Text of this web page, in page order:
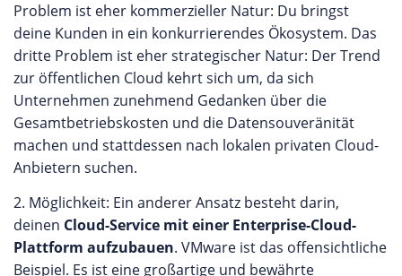
Problem ist eher kommerzieller Natur: Du bringst
deine Kunden in ein konkurrierendes Ökosystem. Das
dritte Problem ist eher strategischer Natur: Der Trend
zur öffentlichen Cloud kehrt sich um, da sich
Unternehmen zunehmend Gedanken über die
Gesamtbetriebskosten und die Datensouveränität
machen und stattdessen nach lokalen privaten Cloud-
Anbietern suchen.
2. Möglichkeit: Ein anderer Ansatz besteht darin,
deinen Cloud-Service mit einer Enterprise-Cloud-
Plattform aufzubauen. VMware ist das offensichtliche
Beispiel. Es ist eine großartige und bewährte